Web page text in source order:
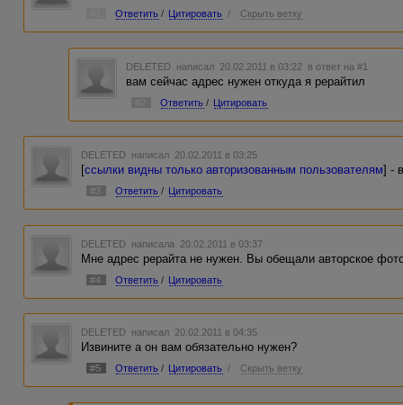
Ответить / Цитировать / Скрыть ветку
DELETED написал 20.02.2011 в 03:22 в ответ на #1
вам сейчас адрес нужен откуда я рерайтил
Ответить / Цитировать
DELETED написал 20.02.2011 в 03:25
[ссылки видны только авторизованным пользователям] -
#3 Ответить / Цитировать
DELETED написала 20.02.2011 в 03:37
Мне адрес рерайта не нужен. Вы обещали авторское
#4 Ответить / Цитировать
DELETED написал 20.02.2011 в 04:35
Извините а он вам обязательно нужен?
#5 Ответить / Цитировать / Скрыть ветку